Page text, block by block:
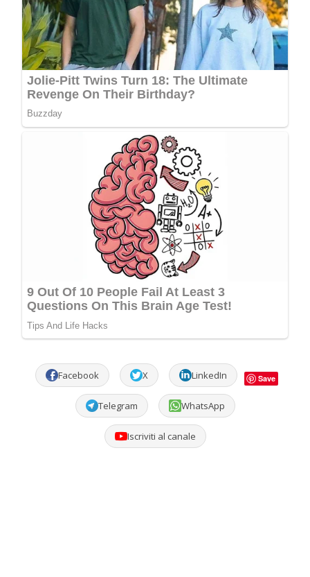
Facebook X LinkedIn Save
Telegram WhatsApp
Iscriviti al canale